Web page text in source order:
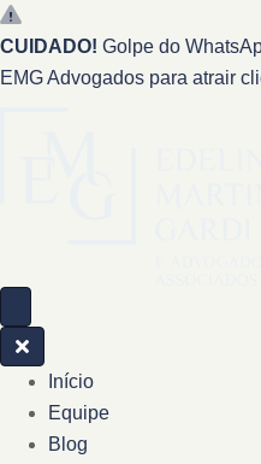
CUIDADO! Golpe do
EMG Advogados para atrair
Início
Equipe
Blog